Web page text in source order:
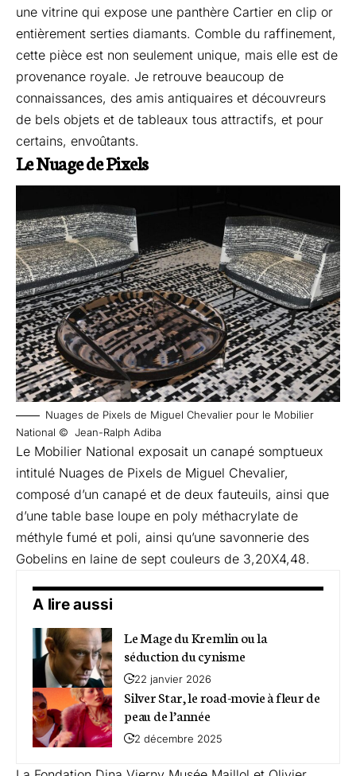
une vitrine qui expose une panthère Cartier en clip or
entièrement serties diamants. Comble du raffinement,
cette pièce est non seulement unique, mais elle est de
provenance royale. Je retrouve beaucoup de
connaissances, des amis antiquaires et découvreurs
de bels objets et de tableaux tous attractifs, et pour
certains, envoûtants.
Le Nuage de Pixels
Nuages de Pixels de Miguel Chevalier pour le Mobilier
National © Jean-Ralph Adiba
Le Mobilier National exposait un canapé somptueux
intitulé Nuages de Pixels de Miguel Chevalier,
composé d’un canapé et de deux fauteuils, ainsi que
d’une table base loupe en poly méthacrylate de
méthyle fumé et poli, ainsi qu’une savonnerie des
Gobelins en laine de sept couleurs de 3,20X4,48.
A lire aussi
Le Mage du Kremlin ou la
séduction du cynisme
22 janvier 2026
Silver Star, le road-movie à fleur de
peau de l’année
2 décembre 2025